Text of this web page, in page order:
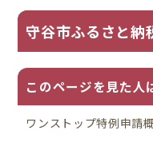
守谷市ふるさと納
このページを見た人
ワンストップ特例申請